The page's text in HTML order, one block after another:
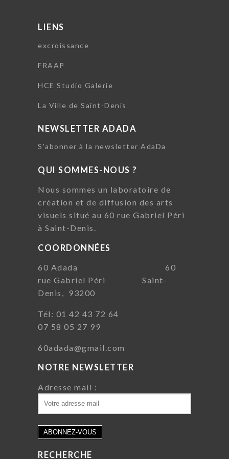
LIENS
excroissance
FRAAP
HCE Studio Galerie
La Ville de Saint-Denis
NEWSLETTER ADADA
S'abonner à la newsletter AdaDa
QUI SOMMES-NOUS ?
Nous sommes un laboratoire de
création et de diffusion des arts
visuels situé au 60 rue Gabriel Péri
à Saint-Denis.
COORDONNÉES
60 Adada 60
rue Gabriel Péri Saint-
Denis, 93200
Tél: 01 42 43 72 64
07 58 05 27 99
60adada@gmail.com
NOTRE NEWSLETTER
Adresse mail :
RECHERCHE